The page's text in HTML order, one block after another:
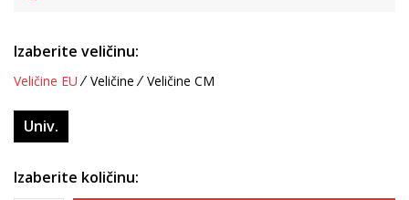
Izaberite veličinu:
Veličine EU Veličine Veličine CM
Univ.
Izaberite količinu: